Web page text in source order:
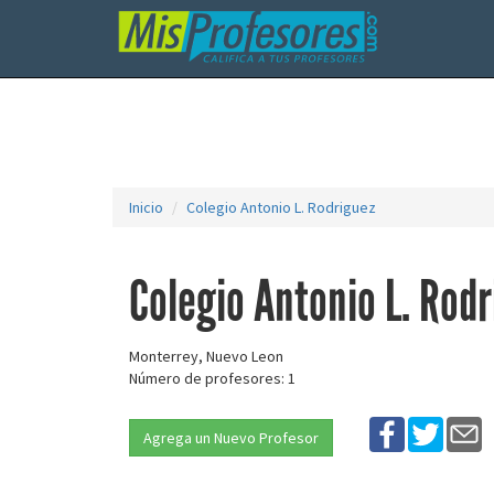
Inicio Colegio Antonio L. Rodriguez
Colegio Antonio L.
Monterrey, Nuevo Leon
Número de profesores: 1
Agrega un Nuevo Profesor